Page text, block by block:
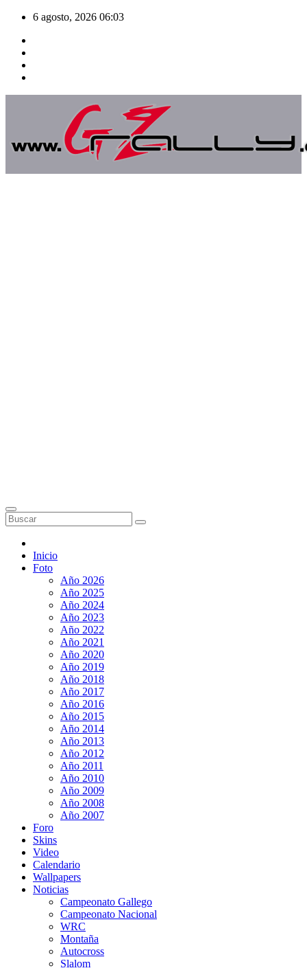
Saltar
contenido
6 agosto, 2026 06:03
Inicio
Foto
Año 2026
Año 2025
Año 2024
Año 2023
Año 2022
Año 2021
Año 2020
Año 2019
Año 2018
Año 2017
Año 2016
Año 2015
Año 2014
Año 2013
Año 2012
Año 2011
Año 2010
Año 2009
Año 2008
Año 2007
Foro
Skins
Video
Calendario
Wallpapers
Noticias
Campeonato Gallego
Campeonato Nacional
WRC
Montaña
Autocross
Slalom